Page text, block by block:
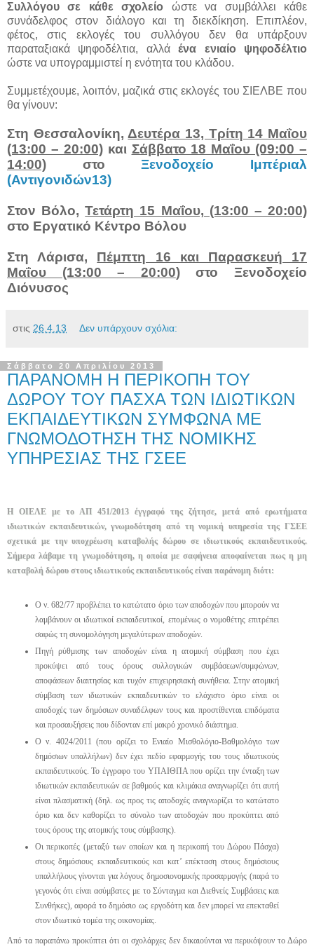
Συλλόγου σε κάθε σχολείο ώστε να συμβάλλει κάθε
συνάδελφος στον διάλογο και τη διεκδίκηση. Επιπλέον,
φέτος, στις εκλογές του συλλόγου δεν θα υπάρξουν
παραταξιακά ψηφοδέλτια, αλλάένα ενιαίο ψηφοδέλτιο
ώστε να υπογραμμιστεί η ενότητα του κλάδου.
Συμμετέχουμε, λοιπόν, μαζικά στις εκλογές του ΣΙΕΛΒΕ που
θα γίνουν:
Στη Θεσσαλονίκη,Δευτέρα 13, Τρίτη 14 Μαΐου
(13:00 – 20:00)και Σάββατο 18 Μαΐου (09:00 –
14:00) στοΞενοδοχείο Ιμπέριαλ
(Αντιγονιδών13)
Στον Βόλο,Τετάρτη 15 Μαΐου, (13:00 – 20:00)
στο Εργατικό Κέντρο Βόλου
Στη Λάρισα, Πέμπτη 16 και Παρασκευή 17
Μαΐου (13:00 – 20:00) στο Ξενοδοχείο
Διόνυσος
στις 26.4.13 Δεν υπάρχουν σχόλια:
Σάββατο 20 Απριλίου 2013
ΠΑΡΑΝΟΜΗ Η ΠΕΡΙΚΟΠΗ ΤΟΥ
ΔΩΡΟΥ ΤΟΥ ΠΑΣΧΑ ΤΩΝ ΙΔΙΩΤΙΚΩΝ
ΕΚΠΑΙΔΕΥΤΙΚΩΝ ΣΥΜΦΩΝΑ ΜΕ
ΓΝΩΜΟΔΟΤΗΣΗ ΤΗΣ ΝΟΜΙΚΗΣ
ΥΠΗΡΕΣΙΑΣ ΤΗΣ ΓΣΕΕ
Η ΟΙΕΛΕ με το ΑΠ 451/2013 έγγραφό της ζήτησε, μετά από ερωτήματα
ιδιωτικών εκπαιδευτικών, γνωμοδότηση από τη νομική υπηρεσία της ΓΣΕΕ
σχετικά με την υποχρέωση καταβολής δώρου σε ιδιωτικούς εκπαιδευτικούς.
Σήμερα λάβαμε τη γνωμοδότηση, η οποία με σαφήνεια αποφαίνεται πως η μη
καταβολή δώρου στους ιδιωτικούς εκπαιδευτικούς είναι παράνομη διότι:
Ο ν. 682/77 προβλέπει το κατώτατο όριο των αποδοχών που μπορούν να
λαμβάνουν οι ιδιωτικοί εκπαιδευτικοί, επομένως ο νομοθέτης επιτρέπει
σαφώς τη συνομολόγηση μεγαλύτερων αποδοχών.
Πηγή ρύθμισης των αποδοχών είναι η ατομική σύμβαση που έχει
προκύψει από τους όρους συλλογικών συμβάσεων/συμφώνων,
αποφάσεων διαιτησίας και τυχόν επιχειρησιακή συνήθεια. Στην ατομική
σύμβαση των ιδιωτικών εκπαιδευτικών το ελάχιστο όριο είναι οι
αποδοχές των δημόσιων συναδέλφων τους και προστίθενται επιδόματα
και προσαυξήσεις που δίδονταν επί μακρό χρονικό διάστημα.
Ο ν. 4024/2011 (που ορίζει το Ενιαίο Μισθολόγιο-Βαθμολόγιο των
δημόσιων υπαλλήλων) δεν έχει πεδίο εφαρμογής του τους ιδιωτικούς
εκπαιδευτικούς. Το έγγραφο του ΥΠΑΙΘΠΑ που ορίζει την ένταξη των
ιδιωτικών εκπαιδευτικών σε βαθμούς και κλιμάκια αναγνωρίζει ότι αυτή
είναι πλασματική (δηλ. ως προς τις αποδοχές αναγνωρίζει το κατώτατο
όριο και δεν καθορίζει το σύνολο των αποδοχών που προκύπτει από
τους όρους της ατομικής τους σύμβασης).
Οι περικοπές (μεταξύ των οποίων και η περικοπή του Δώρου Πάσχα)
στους δημόσιους εκπαιδευτικούς και κατ’ επέκταση στους δημόσιους
υπαλλήλους γίνονται για λόγους δημοσιονομικής προσαρμογής (παρά το
γεγονός ότι είναι ασύμβατες με το Σύνταγμα και Διεθνείς Συμβάσεις και
Συνθήκες), αφορά το δημόσιο ως εργοδότη και δεν μπορεί να επεκταθεί
στον ιδιωτικό τομέα της οικονομίας.
Από τα παραπάνω προκύπτει ότι οι σχολάρχες δεν δικαιούνται να περικόψουν το Δώρο